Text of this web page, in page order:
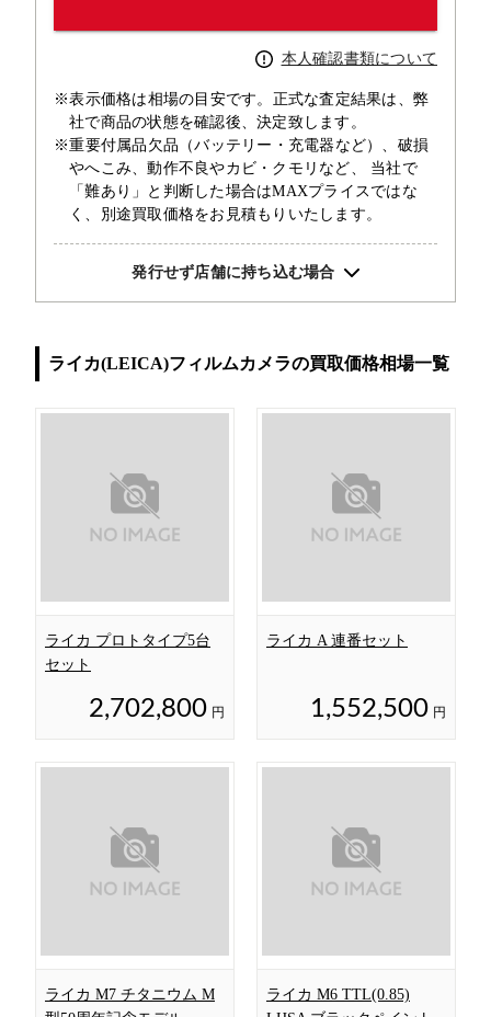
本人確認書類について
※表示価格は相場の目安です。正式な査定結果は、弊
社で商品の状態を確認後、決定致します。
※重要付属品欠品（バッテリー・充電器など）、破損
やへこみ、動作不良やカビ・クモリなど、 当社で
「難あり」と判断した場合はMAXプライスではな
く、別途買取価格をお見積もりいたします。
発行せず店舗に持ち込む場合
ライカ(LEICA)フィルムカメラの買取価格相場一覧
ライカ プロトタイプ5台
セット
2,702,800 円
ライカ A 連番セット
1,552,500 円
ライカ M7 チタニウム M
ライカ M6 TTL(0.85)